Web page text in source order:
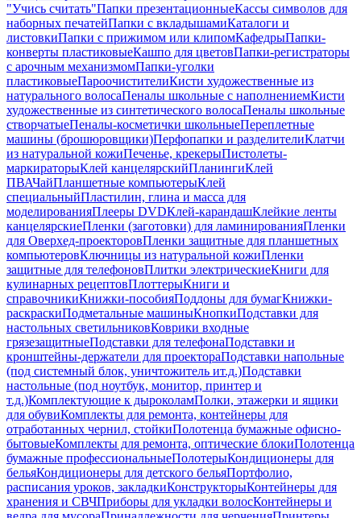
"Учись считать"Папки презентационныеКассы символов для
наборных печатейПапки с вкладышамиКаталоги и
листовкиПапки с прижимом или клипомКафедрыПапки-
конверты пластиковыеКашпо для цветовПапки-регистраторы
с арочным механизмомПапки-уголки
пластиковыеПароочистителиКисти художественные из
натурального волосаПеналы школьные с наполнениемКисти
художественные из синтетического волосаПеналы школьные
створчатыеПеналы-косметички школьныеПереплетные
машины (брошюровщики)Перфопапки и разделителиКлатчи
из натуральной кожиПеченье, крекерыПистолеты-
маркираторыКлей канцелярскийПланингиКлей
ПВАЧайПланшетные компьютерыКлей
специальныйПластилин, глина и масса для
моделированияПлееры DVDКлей-карандашКлейкие ленты
канцелярскиеПленки (заготовки) для ламинированияПленки
для Оверхед-проекторовПленки защитные для планшетных
компьютеровКлючницы из натуральной кожиПленки
защитные для телефоновПлитки электрическиеКниги для
кулинарных рецептовПлоттерыКниги и
справочникиКнижки-пособияПоддоны для бумагКнижки-
раскраскиПодметальные машиныКнопкиПодставки для
настольных светильниковКоврики входные
грязезащитныеПодставки для телефонаПодставки и
кронштейны-держатели для проектораПодставки напольные
(под системный блок, уничтожитель ит.д.)Подставки
настольные (под ноутбук, монитор, принтер и
т.д.)Комплектующие к дыроколамПолки, этажерки и ящики
для обувиКомплекты для ремонта, контейнеры для
отработанных чернил, стойкиПолотенца бумажные офисно-
бытовыеКомплекты для ремонта, оптические блокиПолотенца
бумажные профессиональныеПолотерыКондиционеры для
бельяКондиционеры для детского бельяПортфолио,
расписания уроков, закладкиКонструкторыКонтейнеры для
хранения и СВЧПриборы для укладки волосКонтейнеры и